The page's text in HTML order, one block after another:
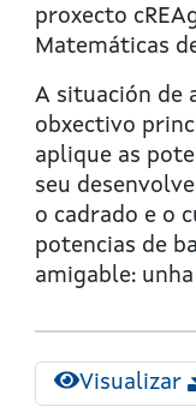
proxecto
Matemáticas
A situación de
obxectivo
aplique as
seu
o cadrado e o
potencias de
amigable:
Visualizar